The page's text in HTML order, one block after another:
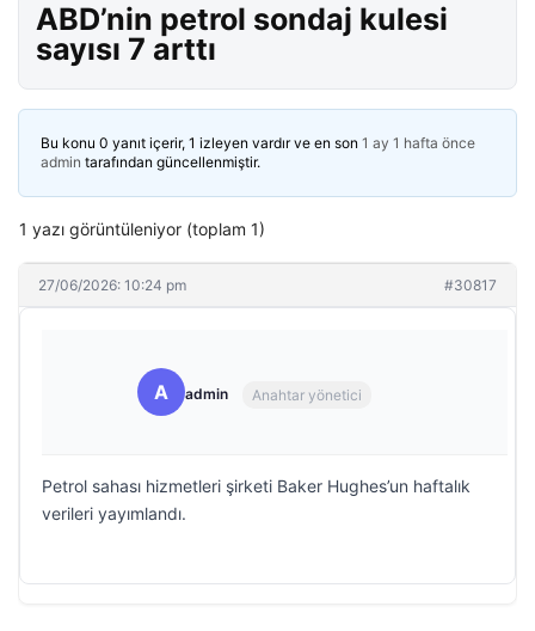
ABD’nin petrol sondaj kulesi
sayısı 7 arttı
Bu konu 0 yanıt içerir, 1 izleyen vardır ve en son 1 ay 1 hafta önce
admin tarafından güncellenmiştir.
1 yazı görüntüleniyor (toplam 1)
27/06/2026: 10:24 pm #30817
A admin Anahtar yönetici
Petrol sahası hizmetleri şirketi Baker Hughes’un haftalık
verileri yayımlandı.